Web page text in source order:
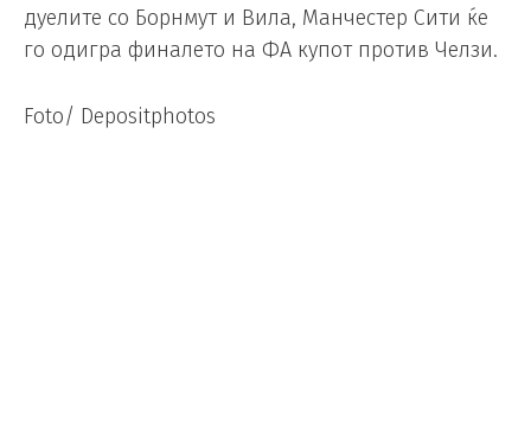
дуелите со Борнмут и Вила, Манчестер Сити ќе
го одигра финалето на ФА купот против Челзи.
Foto/ Depositphotos